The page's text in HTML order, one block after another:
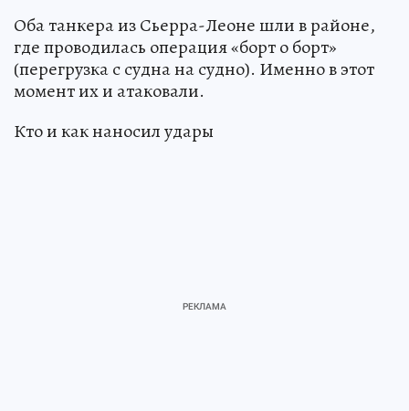
Оба танкера из Сьерра-Леоне шли в районе,
где проводилась операция «борт о борт»
(перегрузка с судна на судно). Именно в этот
момент их и атаковали.
Кто и как наносил удары